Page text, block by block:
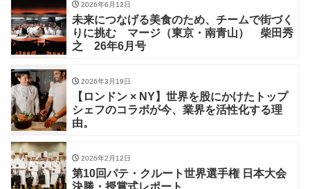
2026年6月12日
未来につなげる美食のため、チームで街づく
りに挑む マージ（東京・南青山） 柴田秀
之 26年6月号
2026年3月19日
【ロンドン × NY】世界を股にかけたトップ
シェフのコラボが今、業界を活性化する理
由。
2026年2月12日
第10回パテ・クルート世界選手権 日本大会